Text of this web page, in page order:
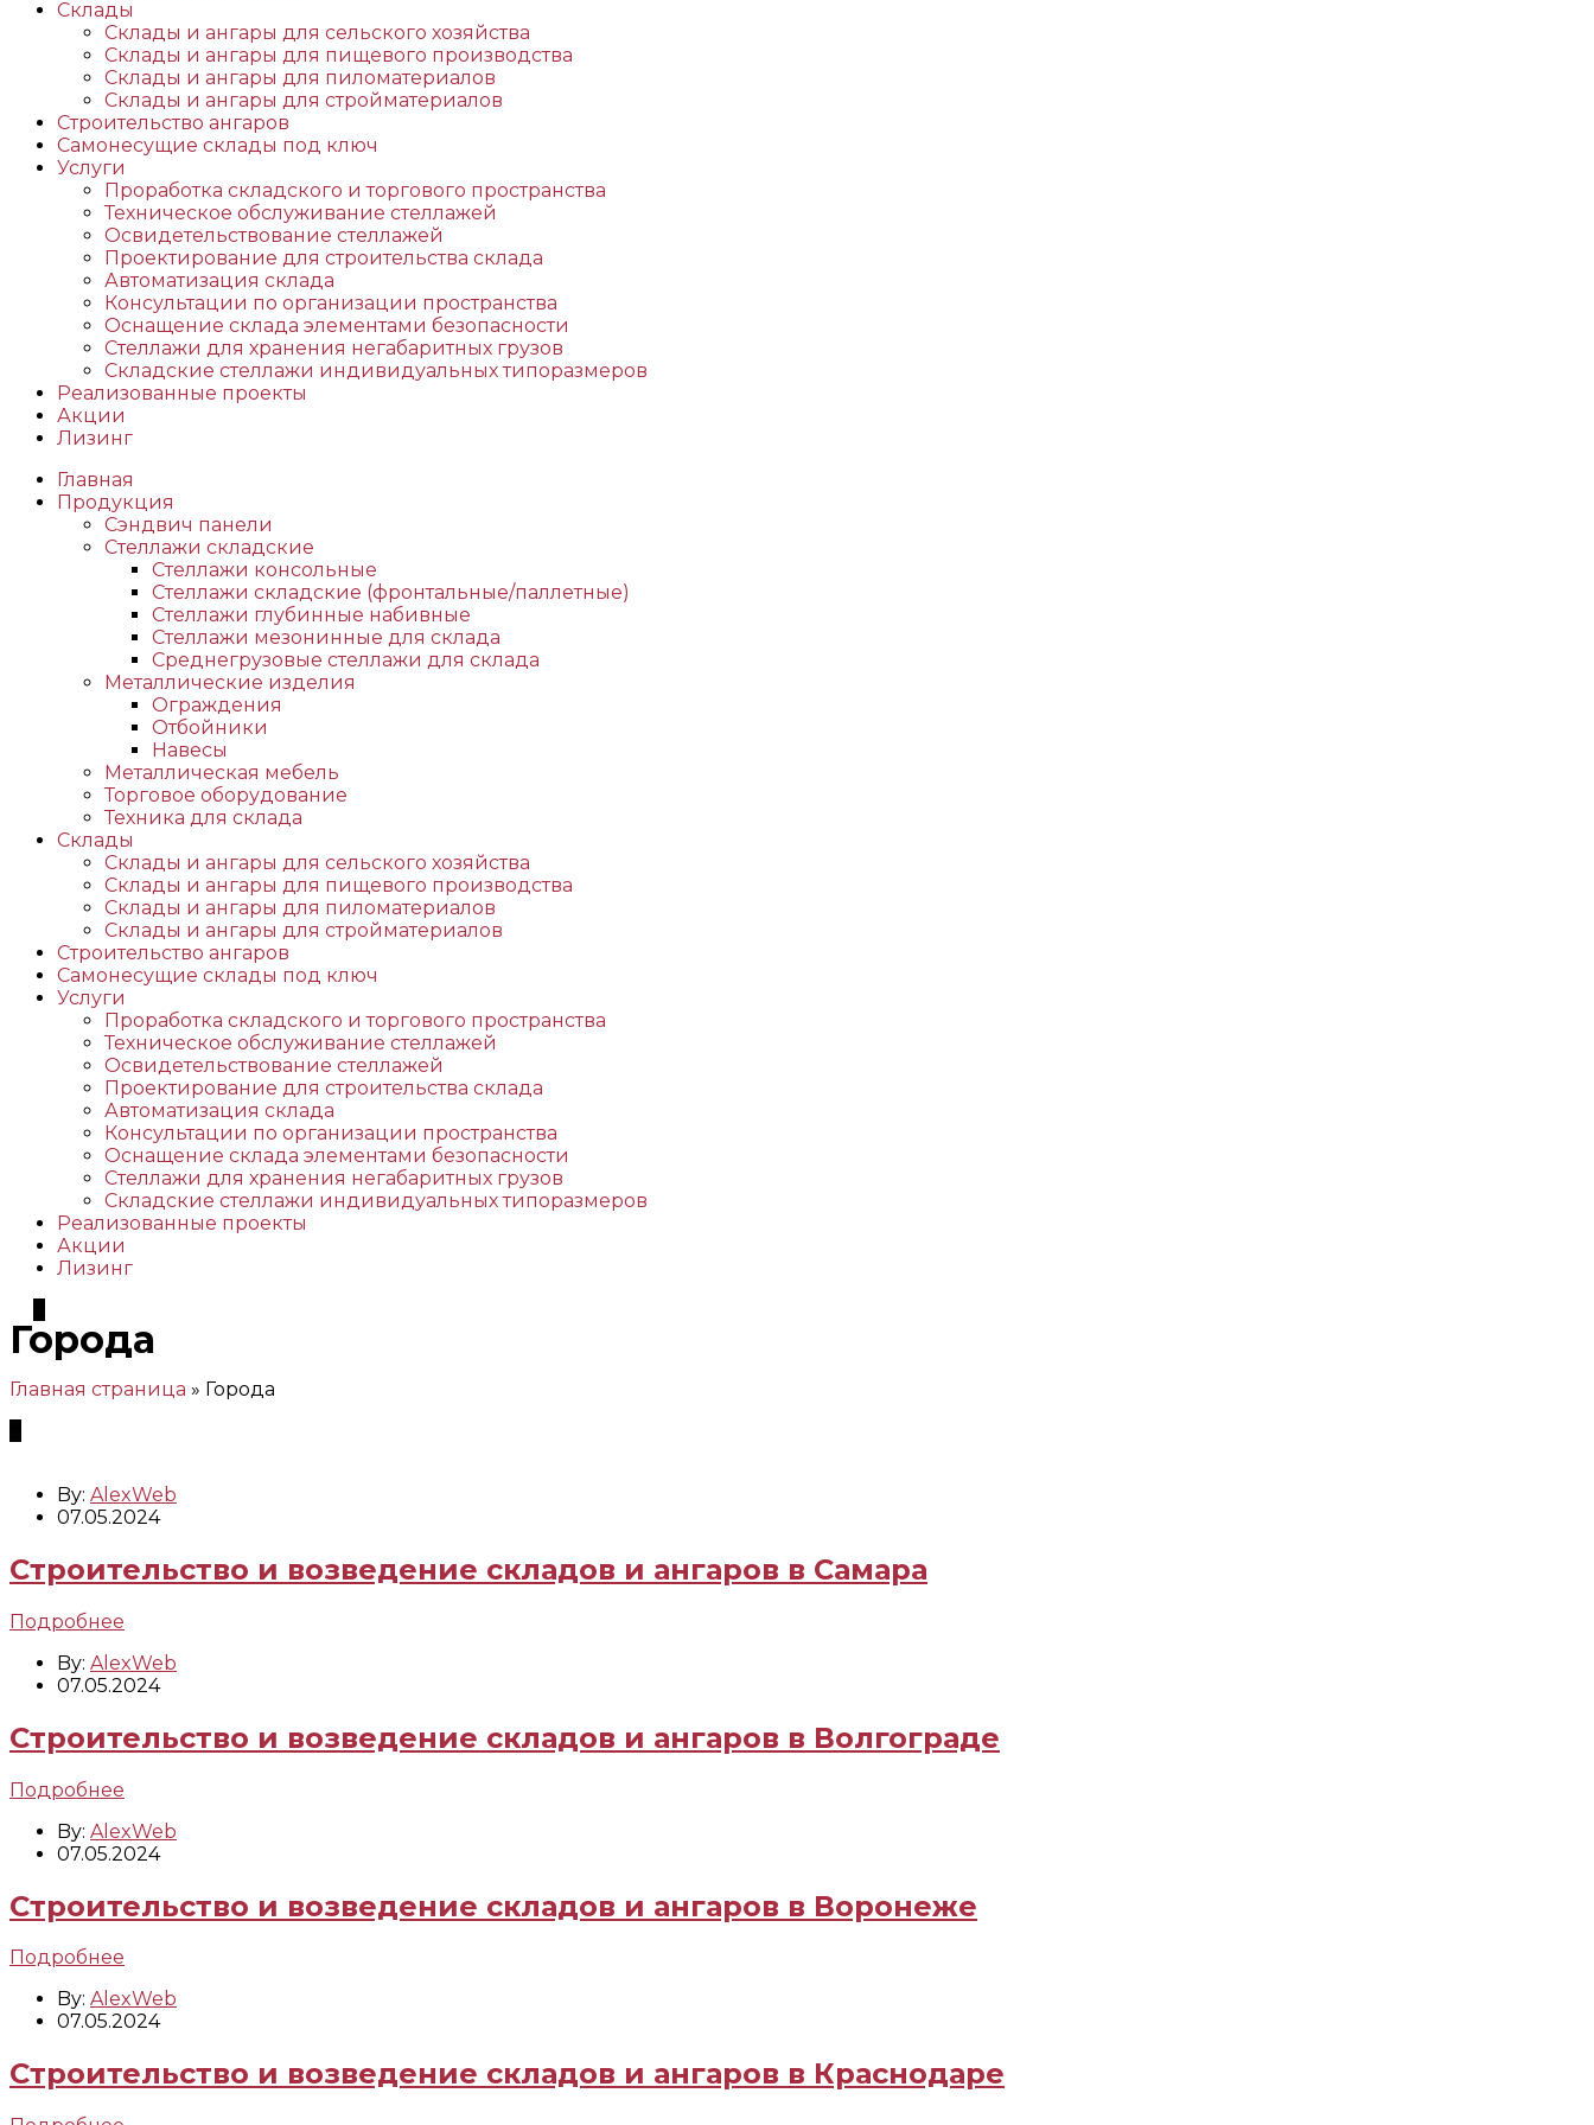
Склады
Склады и ангары для сельского хозяйства
Склады и ангары для пищевого производства
Склады и ангары для пиломатериалов
Склады и ангары для стройматериалов
Строительство ангаров
Самонесущие склады под ключ
Услуги
Проработка складского и торгового пространства
Техническое обслуживание стеллажей
Освидетельствование стеллажей
Проектирование для строительства склада
Автоматизация склада
Консультации по организации пространства
Оснащение склада элементами безопасности
Стеллажи для хранения негабаритных грузов
Складские стеллажи индивидуальных типоразмеров
Реализованные проекты
Акции
Лизинг
Главная
Продукция
Сэндвич панели
Стеллажи складские
Стеллажи консольные
Стеллажи складские (фронтальные/паллетные)
Стеллажи глубинные набивные
Стеллажи мезонинные для склада
Среднегрузовые стеллажи для склада
Металлические изделия
Ограждения
Отбойники
Навесы
Металлическая мебель
Торговое оборудование
Техника для склада
Склады
Склады и ангары для сельского хозяйства
Склады и ангары для пищевого производства
Склады и ангары для пиломатериалов
Склады и ангары для стройматериалов
Строительство ангаров
Самонесущие склады под ключ
Услуги
Проработка складского и торгового пространства
Техническое обслуживание стеллажей
Освидетельствование стеллажей
Проектирование для строительства склада
Автоматизация склада
Консультации по организации пространства
Оснащение склада элементами безопасности
Стеллажи для хранения негабаритных грузов
Складские стеллажи индивидуальных типоразмеров
Реализованные проекты
Акции
Лизинг
Города
Главная страница » Города
By: AlexWeb
07.05.2024
Строительство и возведение складов и ангаров в Самара
Подробнее
By: AlexWeb
07.05.2024
Строительство и возведение складов и ангаров в Волгограде
Подробнее
By: AlexWeb
07.05.2024
Строительство и возведение складов и ангаров в Воронеже
Подробнее
By: AlexWeb
07.05.2024
Строительство и возведение складов и ангаров в Краснодаре